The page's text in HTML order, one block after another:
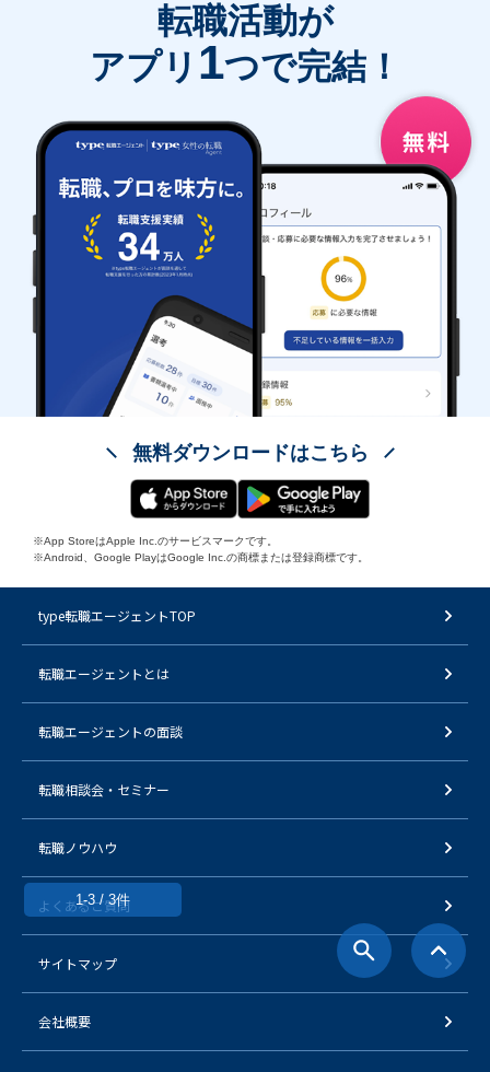
1-3 / 3件
転職活動が
アプリ 1つで完結！
無料ダウンロードはこちら
※App StoreはApple Inc.のサービスマークです。
※Android、Google PlayはGoogle Inc.の商標または登録商標です。
type転職エージェントTOP
転職エージェントとは
転職エージェントの面談
転職相談会・セミナー
転職ノウハウ
よくあるご質問
サイトマップ
会社概要